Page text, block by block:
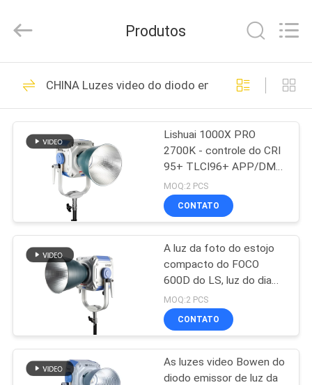
CASA
PRODUTOS
VÍDEOS
NÓS
EXCURSÃO
CONTROLE
Film
Co.,
Luzes do estúdio do
diodo emissor de
luz
14
Luzes do estúdio da
foto
15
15
Produtos
CHINA Luzes video do diodo emissor de luz
Lishuai 1000X PRO
2700K - controle do CRI
95+ TLCI96+ APP/DMX
da luz da ESPIGA do
poder superior da prova
da chuva 6500K
MOQ:2 PCS
CONTATO
A luz da foto do estojo
compacto do FOCO
600D do LS, luz do dia
600W equilibrou,
montagem padrão de
Bowen, luz conduzida
96-98 TLCI
MOQ:2 PCS
CONTATO
As luzes video Bowen do
diodo emissor de luz da